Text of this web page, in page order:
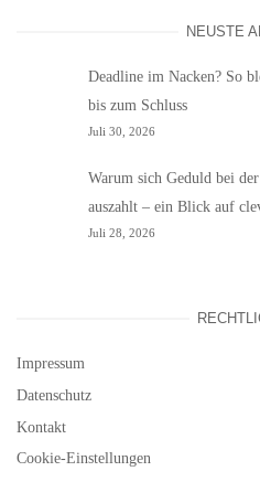
NEUSTE
Deadline im Nacken? So
bis zum Schluss
Juli 30, 2026
Warum sich Geduld bei
auszahlt – ein Blick auf
Juli 28, 2026
Impressum
Datenschutz
Kontakt
Cookie-Einstellungen